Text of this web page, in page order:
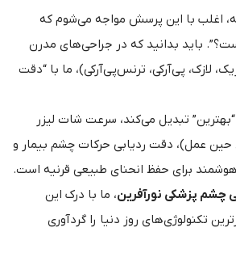
اغلب با این پرسش مواجه می‌شوم که
باید بدانید که در جراحی‌های مدرن
لازک، پی‌آر‌کی، ترنس‌پی‌آر‌کی)، ما با “دقت
تبدیل می‌کند، سرعت شات لیزر
حین عمل)، دقت ردیابی حرکات چشم بیمار و
هوشمند برای حفظ انحنای طبیعی قرنیه است.
چشم پزشکی نورآفرین، ما با درک این
تکنولوژی‌های روز دنیا را گردآوری